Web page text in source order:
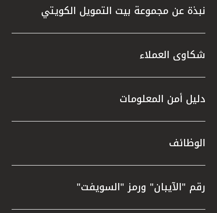
نبذة عن مجموعة بيت التمويل الكويتي
شكاوى العملاء
دليل أمن المعلومات
الوظائف
رقم "الآيبان" ورمز "السويفت"